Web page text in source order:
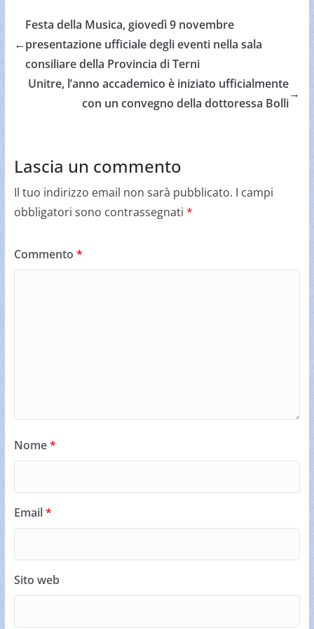
←
Festa della Musica, giovedì 9 novembre
presentazione ufficiale degli eventi nella sala
consiliare della Provincia di Terni
Unitre, l’anno accademico è iniziato ufficialmente
con un convegno della dottoressa Bolli
→
Lascia un commento
Il tuo indirizzo email non sarà pubblicato. I campi
obbligatori sono contrassegnati *
Commento *
Nome*
Email*
Sito web